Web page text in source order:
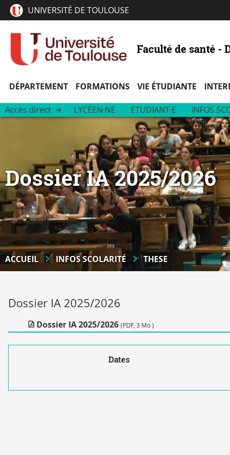
UNIVERSITÉ DE TOULOUSE
Faculté de santé -
DÉPARTEMENT FORMATIONS VIE ÉTUDIANTE
Accès direct LYCÉEN·NE ETUDIANT·E INFOS
Dossier IA 2025/2026
ACCUEIL INFOS SCOLARITÉ THESE
Dossier IA 2025/2026
Dossier IA 2025/2026 (PDF, 3 Mo )
Dates